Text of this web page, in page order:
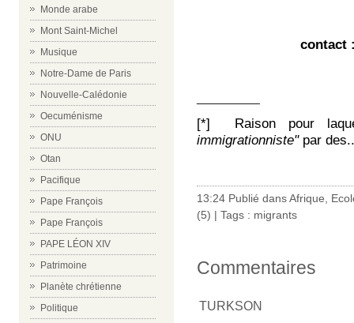
Monde arabe
Mont Saint-Michel
Musique
Notre-Dame de Paris
Nouvelle-Calédonie
Oecuménisme
ONU
Otan
Pacifique
Pape François
Pape François
PAPE LÉON XIV
Patrimoine
Planète chrétienne
Politique
contact
[*] Raison pour
immigrationniste"par
13:24 Publié dansAfrique
(5) | Tags : migrants
Commentaires
TURKSON